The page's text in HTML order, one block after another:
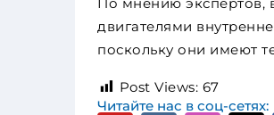
двигателями
поскольку они имеют
Post Views: 67
Читайте нас в соц-сетях: